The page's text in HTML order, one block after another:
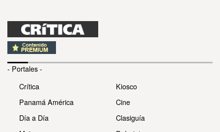
- Portales -
Crítica
Panamá América
Día a Día
Kiosco
Cine
Clasiguía